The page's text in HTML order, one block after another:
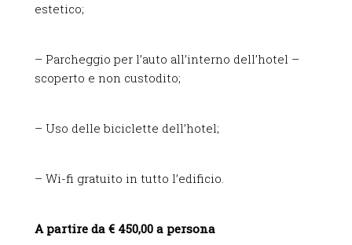
estetico;
– Parcheggio per l’auto all’interno dell’hotel –
scoperto e non custodito;
– Uso delle biciclette dell’hotel;
– Wi-fi gratuito in tutto l’edificio.
A partire da € 450,00 a persona